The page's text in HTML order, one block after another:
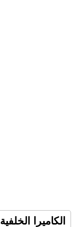
الكاميرا الخلفية